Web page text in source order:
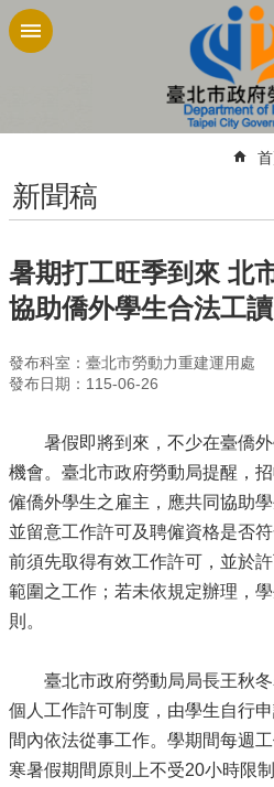
跳到主要內容區塊
新聞稿
暑期打工旺季到來 北
協助僑外學生合法工讀
發布科室：臺北市勞動力重建運用處
發布日期：115-06-26
暑假即將到來，不少在臺僑外
機會。臺北市政府勞動局提醒，
僱僑外學生之雇主，應共同協助
並留意工作許可及聘僱資格是否
前須先取得有效工作許可，並於
範圍之工作；若未依規定辦理，
則。
臺北市政府勞動局局長王秋冬
個人工作許可制度，由學生自行
間內依法從事工作。學期間每週
寒暑假期間原則上不受20小時限